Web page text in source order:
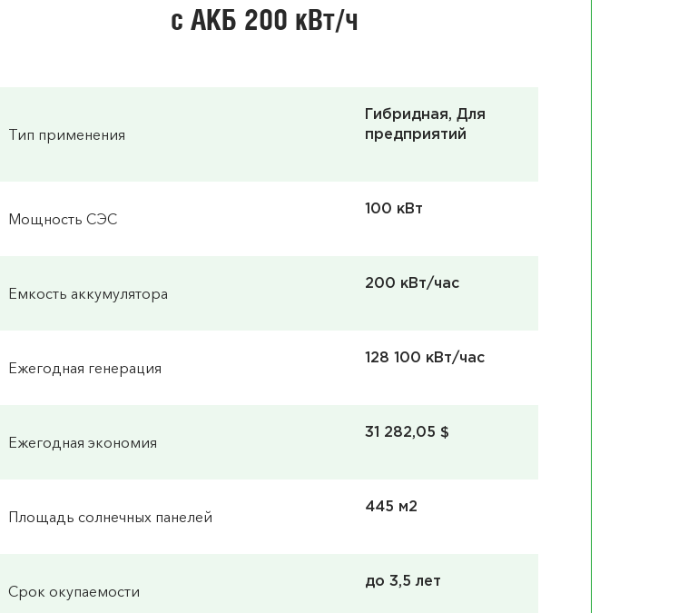
с АКБ 200 кВт/ч
Тип применения
Гибридная, Для
предприятий
Мощность СЭС
100 кВт
Емкость аккумулятора
200 кВт/час
Ежегодная генерация
128 100 кBт/час
Ежегодная экономия
31 282,05 $
Площадь солнечных панелей
445 м2
Срок окупаемости
до 3,5 лет